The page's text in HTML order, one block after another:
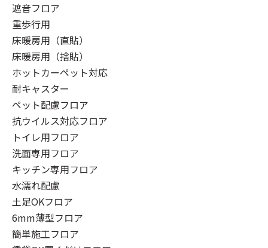
遮音フロア
重歩行用
床暖房用（直貼）
床暖房用（捨貼）
ホットカーペット対応
耐キャスター
ペット配慮フロア
抗ウイルス対応フロア
トイレ用フロア
洗面専用フロア
キッチン専用フロア
水濡れ配慮
土足OKフロア
6mm薄型フロア
簡単施工フロア